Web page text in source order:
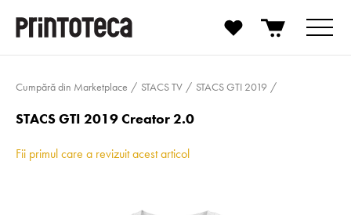
Cumpără din Marketplace STACS TV STACS GTI 2019
STACS GTI 2019 Creator 2.0
Fii primul care a revizuit acest articol